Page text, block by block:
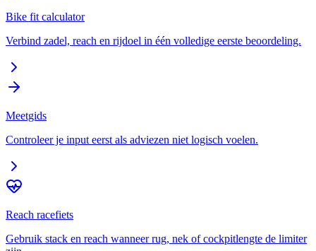
Bike fit calculator
Verbind zadel, reach en rijdoel in één volledige eerste beoordeling.
Meetgids
Controleer je input eerst als adviezen niet logisch voelen.
Reach racefiets
Gebruik stack en reach wanneer rug, nek of cockpitlengte de limiter